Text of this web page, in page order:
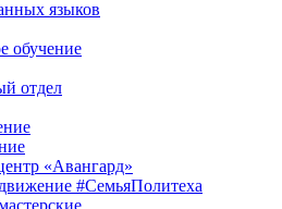
языков
обучение
отдел
«Авангард»
#СемьяПолитеха